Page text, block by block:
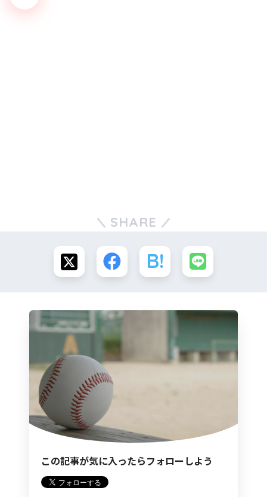
SHARE
この記事が気に入ったらフォローしよう